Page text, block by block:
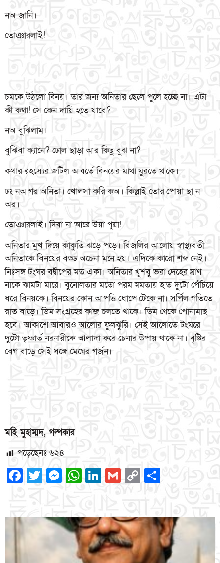
নঅ জানি।
তোঞারলাই!
চমকে উঠলো বিনয়। তার জন্য অনিতার ছেলে পুলে হচ্ছে না। এটা
কী কথা! সে কেন দায়ি হতে যাবে?
নঅ বুঝিলাম।
বুঝিবা ক্যানে? ঢোল ছাড়া আর কিছু বুঝ না?
কথার রহস্যের জটিল আবর্তে বিনয়ের মাথা ঘুরতে থাকে।
ঢং নঅ গর অনিতা। খোলসা করি কঅ। কিল্লাই তোর পোয়া ছা ন
অর।
তোঞারলাই। দিবা না আরে উয়া পুয়া!
অনিতার মুখ দিয়ে কাঁকুতি ঝড়ে পড়ে। বিজলির আলোয় স্বাস্থ্যবতী
অনিতাকে বিনয়ের বড্ড অচেনা মনে হয়। এদিকে কারো শব্দ নেই।
নিঃসঙ্গ টংঘর বদ্বীপের মত একা। অনিতার খুশবু ভরা দেহের ঘ্রাণ
নাকে ঝামটা মারে। বুনোলতার মতো পরম মমতায় হাত দুটো পেঁচিয়ে
ধরে বিনয়কে। বিনয়ের কোন আপত্তি ধোপে টেকে না। সর্পিল গতিতে
রাত বাড়ে। ডিম সংগ্রহের কাজ চলতে থাকে। ডিম থেকে পোনামাছ
হবে। আকাশে আবারও আলোর ফুলঝুরি। সেই আলোতে টংঘরে
দুটো তৃষ্ণার্ত নরনারীকে আলাদা করে চেনার উপায় থাকে না। বৃষ্টির
বেগ বাড়ে সেই সঙ্গে মেঘের গর্জন।
মহি মুহাম্মদ, গল্পকার
পড়েছেনঃ ৬২৪
Facebook
Twitter
Messenger
WhatsApp
LinkedIn
Gmail
Copy
Link
Share